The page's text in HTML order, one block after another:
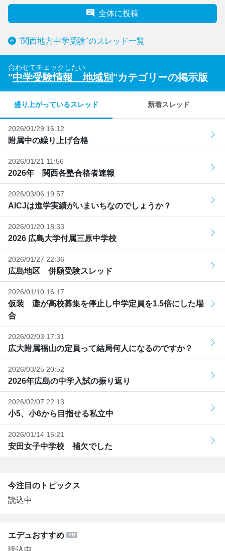
全体に投稿
"関西地方中学受験"のスレッド一覧
合わせてチェックしたい
"中学受験情報 地域別 "カテゴリーの掲示版
盛り上がっているスレッド 新着スレッド
2026/01/29 16:12
附属中の繰り上げ合格
2026/01/21 11:56
2026年 関西各塾合格者速報
2026/03/06 19:57
AICJは進学実績がいまいちなのでしょうか？
2026/01/20 18:33
2026 広島大学付属三原中学校
2026/01/27 22:36
広島地区 併願受験スレッド
2026/01/10 16:17
仮装 灘が高校募集を停止し中学定員を1.5倍にした場
合
2026/02/03 17:31
広大附属福山の定員って結局何人になるのですか？
2026/03/25 20:52
2026年広島の中学入試の振り返り
2026/02/07 22:13
小5、小6から目指せる私立中
2026/01/14 15:21
安田女子中学校 補欠でした
今注目のトピックス
読込中
エデュおすすめ